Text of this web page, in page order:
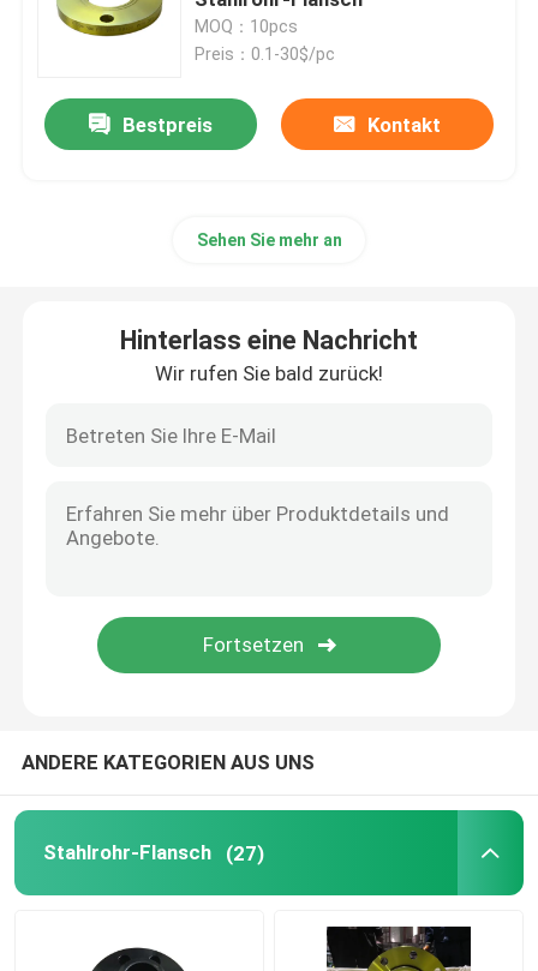
Flansch JIS B2220
Kohlenstoffstahl-Fitting
Fitting stoßen
Fittings-Kappe
Fitting zweigen ab
Rohr aus Kohlenstoffstahl
MOQ：10pcs
Preis：0.1-30$/pc
Bestpreis Kontakt
Sehen Sie mehr an
Hinterlass eine Nachricht
Wir rufen Sie bald zurück!
ANDERE KATEGORIEN AUS UNS
Stahlrohr-Flansch (27)